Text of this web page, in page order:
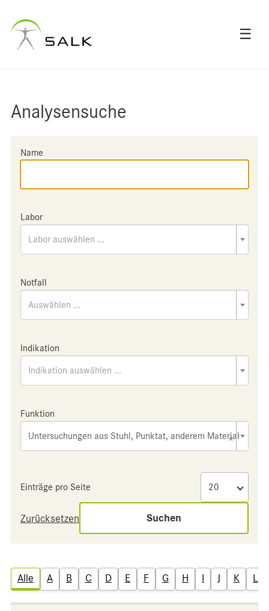
☰
Analysensuche
Name
Labor
Labor auswählen ...
Notfall
Auswählen ...
Indikation
Indikation auswählen ...
Funktion
×
Untersuchungen aus Stuhl, Punktat, anderem Material
Einträge pro Seite
Zurücksetzen Suchen
Alle A B C D E F G H I J K L